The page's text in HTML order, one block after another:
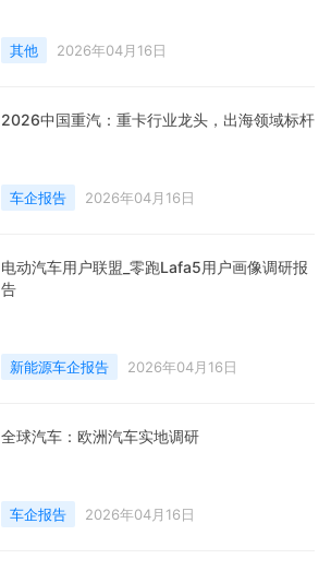
其他 2026年04月16日
2026中国重汽：重卡行业龙头，出海领域标杆
车企报告 2026年04月16日
电动汽车用户联盟_零跑Lafa5用户画像调研报
告
新能源车企报告 2026年04月16日
全球汽车：欧洲汽车实地调研
车企报告 2026年04月16日